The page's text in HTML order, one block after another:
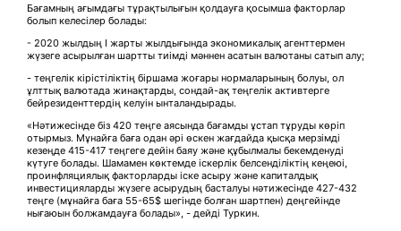
Бағамның ағымдағы тұрақтылығын қолдауға қосымша факторлар
болып келесілер болады:
- 2020 жылдың I жарты жылдығында экономикалық агенттермен
жүзеге асырылған шартты тиімді мәннен асатын валютаны сатып алу;
- теңгелік кірістіліктің біршама жоғары нормаларының болуы, ол
ұлттық валютада жинақтарды, сондай-ақ теңгелік активтерге
бейрезиденттердің келуін ынталандырады.
«Нәтижесінде біз 420 теңге аясында бағамды ұстап тұруды көріп
отырмыз. Мұнайға баға одан әрі өскен жағдайда қысқа мерзімді
кезеңде 415-417 теңгеге дейін баяу және құбылмалы бекемденуді
күтуге болады. Шамамен көктемде іскерлік белсенділіктің кеңеюі,
проинфляциялық факторларды іске асыру және капиталдық
инвестицияларды жүзеге асырудың басталуы нәтижесінде 427-432
теңге (мұнайға баға 55-65$ шегінде болған шартпен) деңгейінде
нығаюын болжамдауға болады», - дейді Туркин.